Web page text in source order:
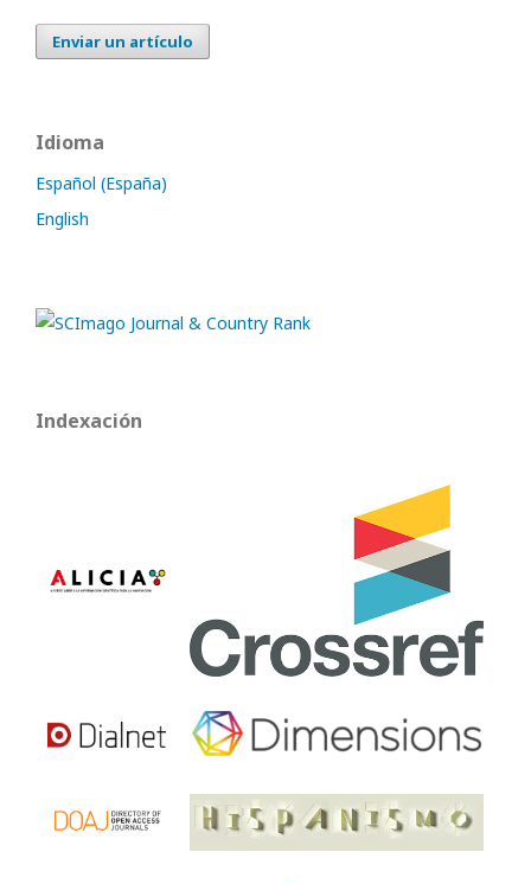
Enviar un artículo
Idioma
Español (España)
English
Indexación